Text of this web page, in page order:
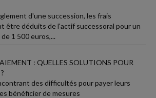
d'une succession, les frais
être déduits de l'actif successoral pour un
1 500 euros,...
: QUELLES SOLUTIONS POUR
des difficultés pour payer leurs
bénéficier de mesures